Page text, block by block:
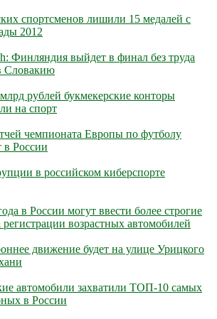
спортсменов лишили 15 медалей с
2012
Финляндия выйдет в финал без труда
Словакию
рублей букмекерские конторы
на спорт
чемпионата Европы по футболу
в России
в российском киберспорте
в России могут ввести более строгие
регистрации возрастных автомобилей
движение будет на улице Урицкого
автомобили захватили ТОП-10 самых
в России